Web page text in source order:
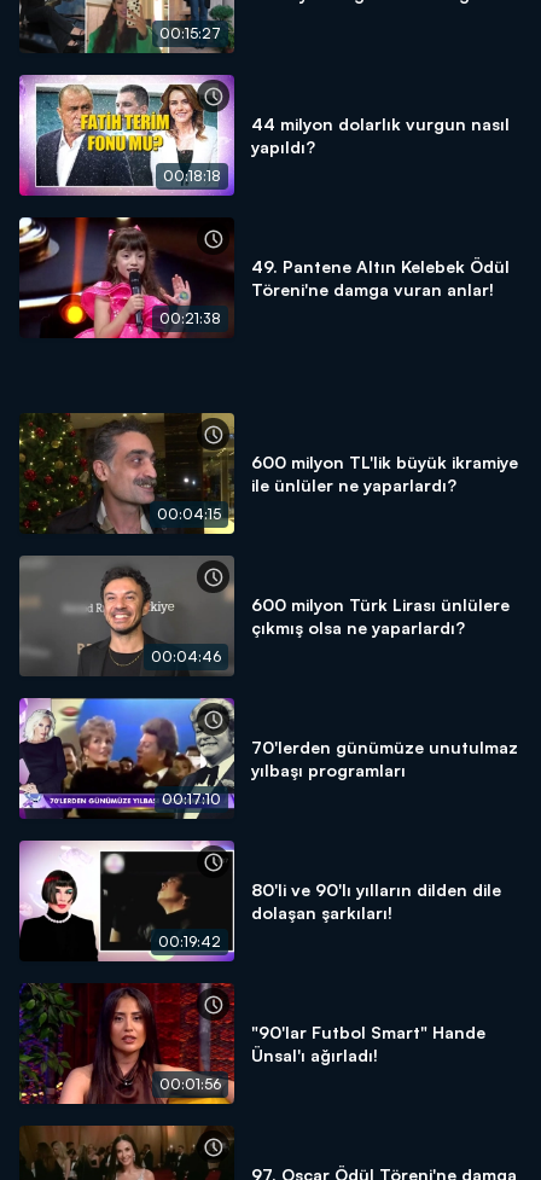
00:15:27
00:18:18
44 milyon dolarlık vurgun nasıl
yapıldı?
00:21:38
49. Pantene Altın Kelebek Ödül
Töreni'ne damga vuran anlar!
00:04:15
600 milyon TL'lik büyük ikramiye
ile ünlüler ne yaparlardı?
00:04:46
600 milyon Türk Lirası ünlülere
çıkmış olsa ne yaparlardı?
00:17:10
70'lerden günümüze unutulmaz
yılbaşı programları
00:19:42
80'li ve 90'lı yılların dilden dile
dolaşan şarkıları!
00:01:56
"90'lar Futbol Smart" Hande
Ünsal'ı ağırladı!
97. Oscar Ödül Töreni'ne damga